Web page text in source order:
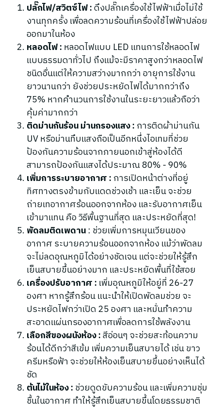
ปลั๊กไฟ/สวิตซ์ไฟ :ดึงปลั๊กเครื่องใช้ไฟฟ้าเมื่อไม่ใช้
งานทุกครั้ง เพื่อลดความร้อนที่เครื่องใช้ไฟฟ้าปล่อย
ออกมาในห้อง
หลอดไฟ : หลอดไฟแบบ LED แทนการใช้หลอดไฟ
แบบธรรมดาทั่วไป ถึงแม้จะมีราคาสูงกว่าหลอดไฟ
ชนิดอื่นแต่ให้ความสว่างมากกว่า อายุการใช้งาน
ยาวนานกว่า ยังช่วยประหยัดไฟได้มากกว่าถึง
75% หากคำนวนการใช้งานในระยะยาวแล้วถือว่า
คุ้มค่ามากกว่า
ติดม่านกันร้อน ม่านกรองแสง : การติดผ้าม่านกัน
UV หรือม่านทึบแสงถือเป็นอีกหนึ่งไอเทมที่ช่วย
ป้องกันความร้อนจากภายนอกเข้าสู่ห้องได้ดี
สามารถป้องกันแสงได้ประมาณ 80% - 90%
เพิ่มการระบายอากาศ : การเปิดหน้าต่างที่อยู่
ทิศทางตรงข้ามกับแดดช่วงเช้า และเย็น จะช่วย
ถ่ายเทอากาศร้อนออกจากห้อง และรับอากาศเย็น
เข้ามาแทน คือ วิธีพื้นฐานที่สุด และประหยัดที่สุด!
พัดลมติดเพดาน : ช่วยเพิ่มการหมุนเวียนของ
อากาศ ระบายความร้อนออกจากห้อง แม้ว่าพัดลม
จะไม่ลดอุณหภูมิได้อย่างชัดเจน แต่จะช่วยให้รู้สึก
เย็นสบายขึ้นอย่างมาก และประหยัดพื้นที่ใช้สอย
เครื่องปรับอากาศ : เพิ่มอุณหภูมิให้อยู่ที่ 26-27
องศา หากรู้สึกร้อน แนะนำให้เปิดพัดลมช่วย จะ
ประหยัดไฟกว่าเปิด 25 องศา และหมั่นทำความ
สะอาดแผ่นกรองอากาศเพื่อลดการใช้พลังงาน
เลือกสีของผนังห้อง :สีอ่อนๆ จะช่วยสะท้อนความ
ร้อนได้ดีกว่าสีเข้ม เพิ่มความเย็นสบายได้ เช่น ขาว
ครีมหรือฟ้า จะช่วยให้ห้องเย็นสบายขึ้นอย่างเห็นได้
ชัด
ต้นไม้ในห้อง : ช่วยดูดขับความร้อน และเพิ่มความชุ่ม
ชื้นในอากาศ ทำให้รู้สึกเย็นสบายขึ้นโดยธรรมชาติ